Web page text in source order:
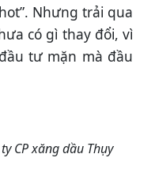
Nhưng trải qua
có gì thay đổi, vì
tư mặn mà đầu
CP xăng dầu Thụy